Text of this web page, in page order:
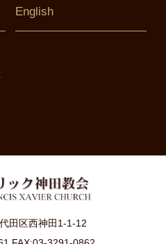
English
田区西神田1-1-12